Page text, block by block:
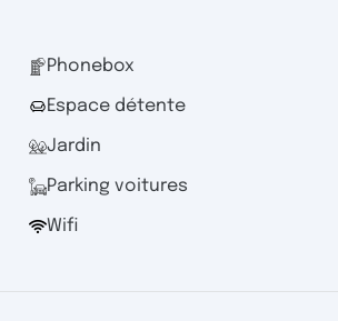
Phonebox
Espace détente
Jardin
Parking voitures
Wifi